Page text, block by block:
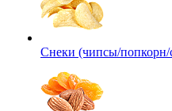
Снеки (чипсы/попкорн/